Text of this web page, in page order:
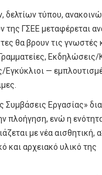
δελτίων τύπου,
ΓΣΕΕ μεταφέρεται
θα βρουν τις γνωστές
Εκδηλώσεις/
Εγκύκλιοι —
Συμβάσεις Εργασίας»
πλοήγηση, ενώ η
με νέα αισθητική,
και αρχειακό υλικό της